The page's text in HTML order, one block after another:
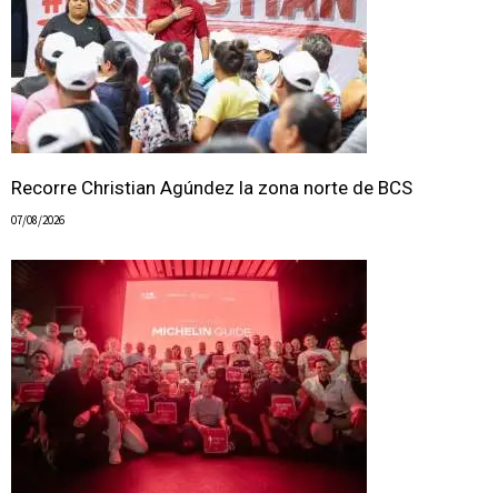
Recorre Christian Agúndez la zona norte de BCS
07/08/2026